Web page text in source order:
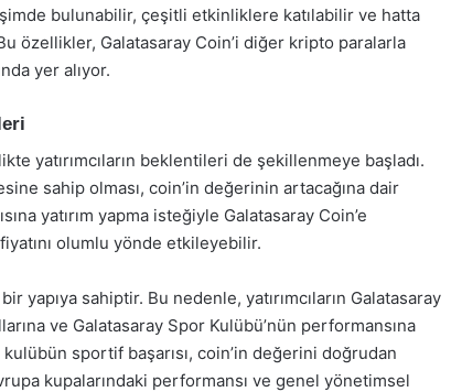
bulunabilir, çeşitli etkinliklere katılabilir ve hatta
özellikler, Galatasaray Coin’i diğer kripto paralarla
yer alıyor.
yatırımcıların beklentileri de şekillenmeye başladı.
sahip olması, coin’in değerinin artacağına dair
yatırım yapma isteğiyle Galatasaray Coin’e
olumlu yönde etkileyebilir.
yapıya sahiptir. Bu nedenle, yatırımcıların Galatasaray
ve Galatasaray Spor Kulübü’nün performansına
sportif başarısı, coin’in değerini doğrudan
kupalarındaki performansı ve genel yönetimsel